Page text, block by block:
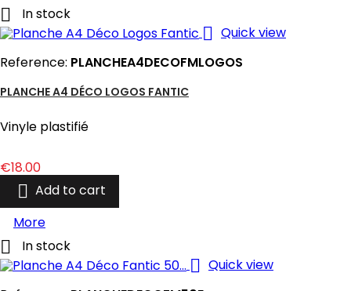
 In stock
 Quick view
Reference: PLANCHEA4DECOFMLOGOS
PLANCHE A4 DÉCO LOGOS FANTIC
Vinyle plastifié
Price
€18.00
 Add to cart
More
 In stock
 Quick view